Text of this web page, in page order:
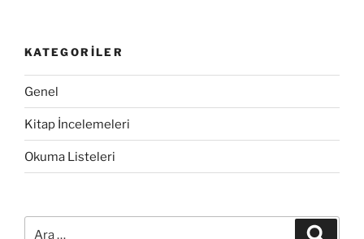
KATEGORILER
Genel
Kitap İncelemeleri
Okuma Listeleri